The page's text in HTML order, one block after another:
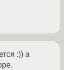
:)) а